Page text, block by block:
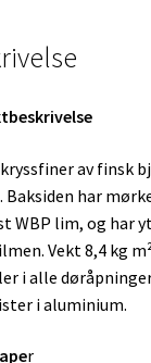
antall
av finsk
Baksiden har
WBP lim, og har
Vekt 8,4 kg
i alle
i aluminium.
r